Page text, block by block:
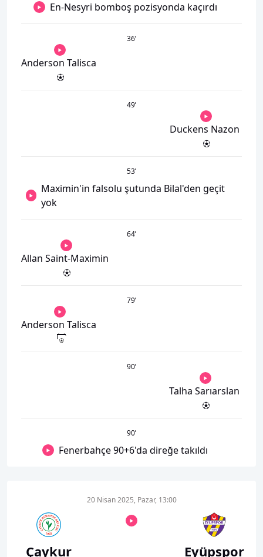
En-Nesyri bomboş pozisyonda kaçırdı
36’
Anderson Talisca
49’
Duckens Nazon
53’
Maximin'in falsolu şutunda Bilal'den geçit
yok
64’
Allan Saint-Maximin
79’
Anderson Talisca
90’
Talha Sarıarslan
90’
Fenerbahçe 90+6'da direğe takıldı
Çaykur
20 Nisan 2025, Pazar, 13:00
Eyüpspor